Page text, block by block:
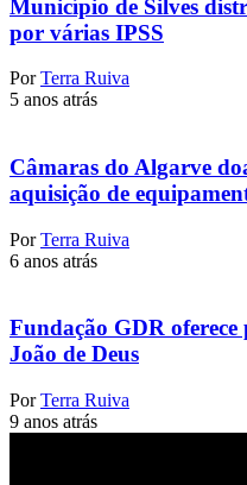
Município de Silves
por várias IPSS
Por Terra Ruiva
5 anos atrás
Câmaras do Algarve
aquisição de
Por Terra Ruiva
6 anos atrás
Fundação GDR oferece
João de Deus
Por Terra Ruiva
9 anos atrás